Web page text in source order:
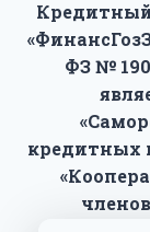
ФЗ №
кредитных